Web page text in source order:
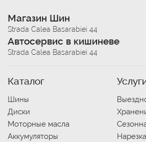
Магазин Шин
Strada Calea Basarabiei 44
Автосервис в кишиневе
Strada Calea Basarabiei 44
Каталог
Шины
Диски
Моторные масла
Аккумуляторы